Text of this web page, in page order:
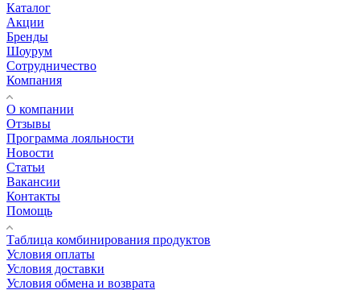
Каталог
Акции
Бренды
Шоурум
Сотрудничество
Компания
О компании
Отзывы
Программа лояльности
Новости
Статьи
Вакансии
Контакты
Помощь
Таблица комбинирования продуктов
Условия оплаты
Условия доставки
Условия обмена и возврата